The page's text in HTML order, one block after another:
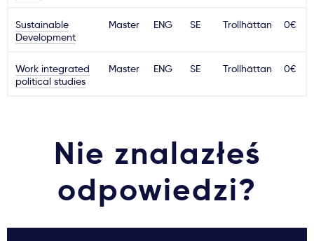
Sustainable
Development
Master ENG SE Trollhättan 0€
Work integrated
political studies
Master ENG SE Trollhättan 0€
Nie znalazłeś
odpowiedzi?